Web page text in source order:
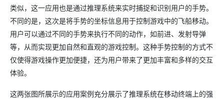
类似，这一应用也是通过推理系统来实时捕捉和识别用户的手势。
不同的是，这次是将手势的坐标信息用于控制游戏中的飞船移动。
用户可以通过不同的手势来执行不同的动作，如前进、发射导弹
等，从而实现更加自然和直观的游戏控制。这种手势控制的方式不
仅使得游戏操作更加便捷，还为用户带来了更加丰富和多样的交互
体验。
这两张图所展示的应用案例充分展示了推理系统在移动终端上的强